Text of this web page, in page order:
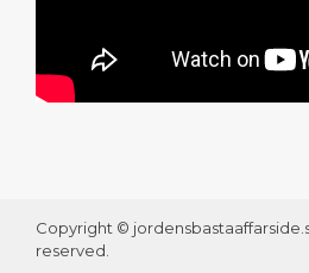
Copyright ©
reserved.